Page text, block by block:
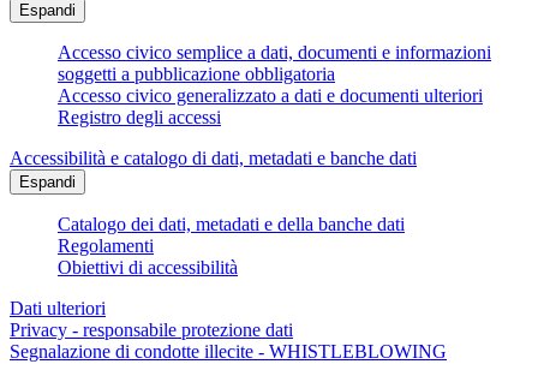
Espandi
Accesso civico semplice a dati, documenti e informazioni
soggetti a pubblicazione obbligatoria
Accesso civico generalizzato a dati e documenti ulteriori
Registro degli accessi
Accessibilità e catalogo di dati, metadati e banche dati
Espandi
Catalogo dei dati, metadati e della banche dati
Regolamenti
Obiettivi di accessibilità
Dati ulteriori
Privacy - responsabile protezione dati
Segnalazione di condotte illecite - WHISTLEBLOWING